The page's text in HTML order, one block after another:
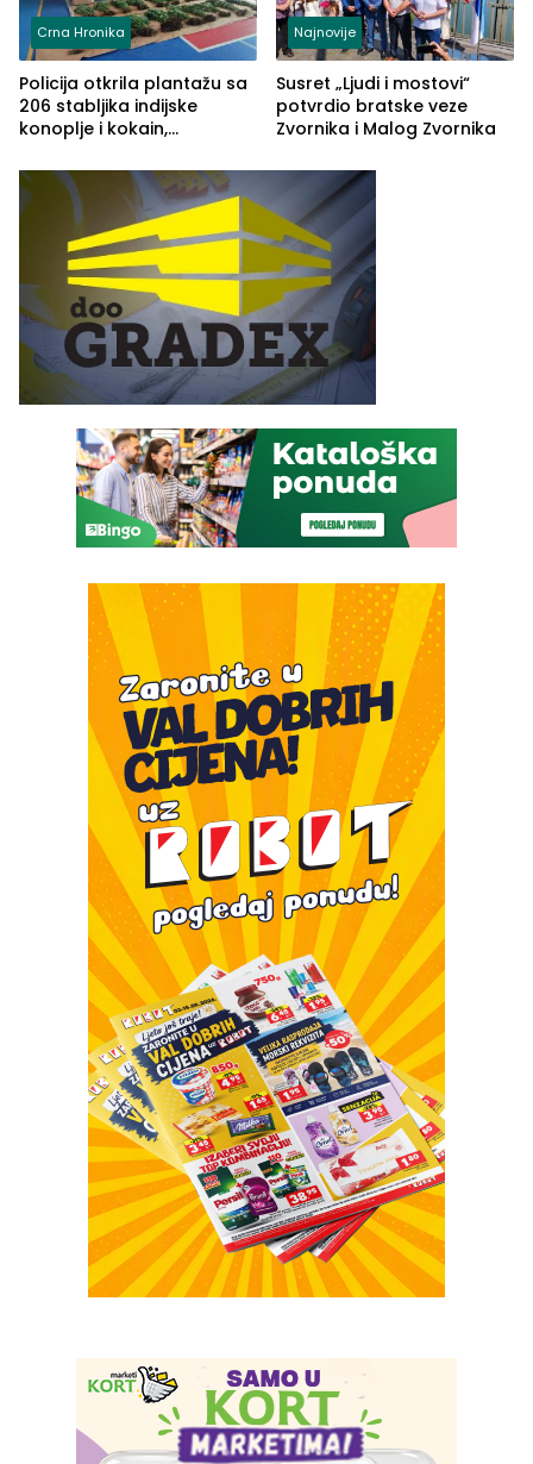
Crna Hronika
Policija otkrila plantažu sa
206 stabljika indijske
konoplje i kokain,
(FOTO)
Najnovije
Susret „Ljudi i mostovi“
potvrdio bratske veze
Zvornika i Malog Zvornika